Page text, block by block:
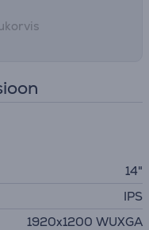
14"
IPS
1920x1200 WUXGA